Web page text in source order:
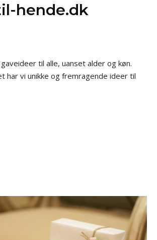
hende.dk
til alle, uanset alder og køn.
har vi unikke og fremragende ideer til